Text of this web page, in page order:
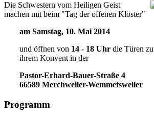
Die Schwestern vom Heiligen Geist
machen mit beim "Tag der offenen Klöster"
am Samstag, 10. Mai 2014
und öffnen von 14 - 18 Uhr die Türen zu
ihrem Konvent in der
Pastor-Erhard-Bauer-Straße 4
66589 Merchweiler-Wemmetsweiler
Programm